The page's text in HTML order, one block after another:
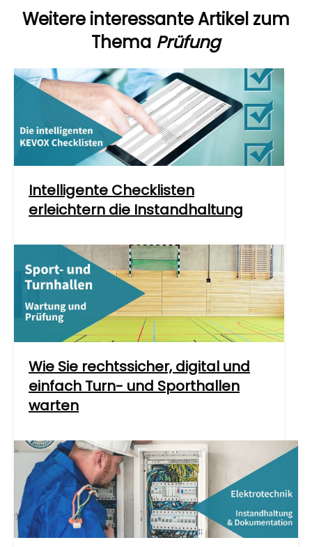
Weitere interessante Artikel zum
Thema Prüfung
Intelligente Checklisten
erleichtern die Instandhaltung
Wie Sie rechtssicher, digital und
einfach Turn- und Sporthallen
warten